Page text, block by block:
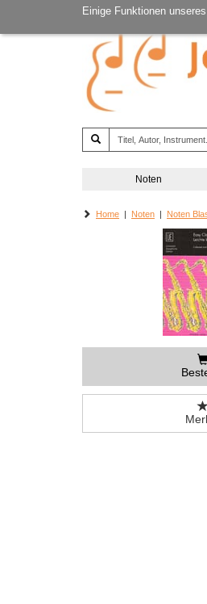
Einige Funktionen
Noten
Home | Noten | Noten